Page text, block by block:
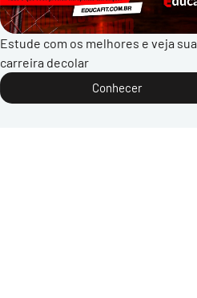
Estude com os melhores e veja sua
carreira decolar
Conhecer